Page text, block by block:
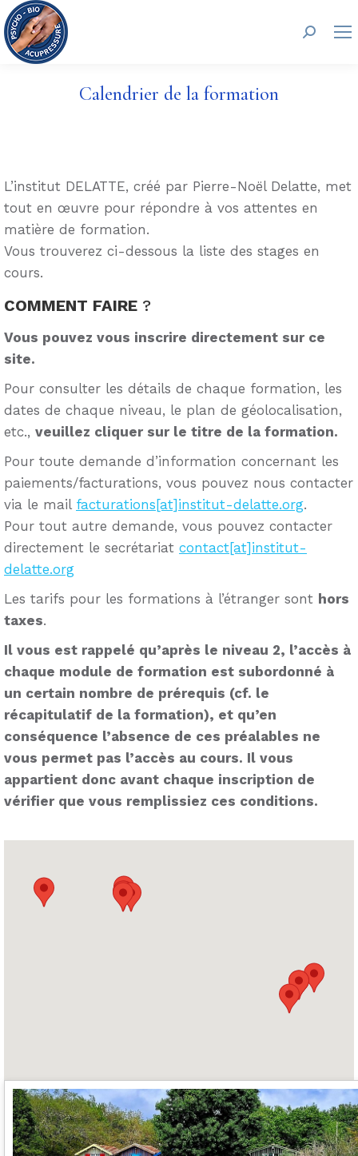
Calendrier de la formation
L’institut DELATTE, créé par Pierre-Noël Delatte, met
tout en œuvre pour répondre à vos attentes en
matière de formation.
Vous trouverez ci-dessous la liste des stages en
cours.
COMMENT FAIRE ?
Vous pouvez vous inscrire directement sur ce
site.
Pour consulter les détails de chaque formation, les
dates de chaque niveau, le plan de géolocalisation,
etc., veuillez cliquer sur le titre de la formation.
Pour toute demande d’information concernant les
paiements/facturations, vous pouvez nous contacter
via le mail facturations[at]institut-delatte.org.
Pour tout autre demande, vous pouvez contacter
directement le secrétariat contact[at]institut-
delatte.org
Les tarifs pour les formations à l’étranger sont hors
taxes.
Il vous est rappelé qu’après le niveau 2, l’accès à
chaque module de formation est subordonné à
un certain nombre de prérequis (cf. le
récapitulatif de la formation), et qu’en
conséquence l’absence de ces préalables ne
vous permet pas l’accès au cours. Il vous
appartient donc avant chaque inscription de
vérifier que vous remplissiez ces conditions.